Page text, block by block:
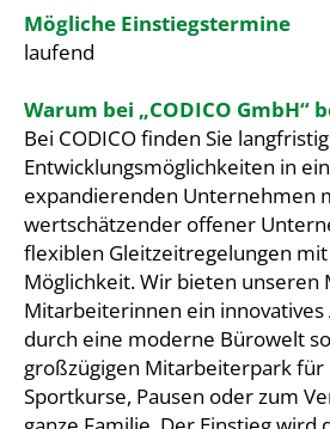
Mögliche Einstiegstermine
laufend
Warum bei „CODICO GmbH“
Bei CODICO finden Sie
Entwicklungsmöglichkeiten in
expandierenden Unternehmen
wertschätzender offener
flexiblen Gleitzeitregelungen
Möglichkeit. Wir bieten unseren
Mitarbeiterinnen ein
durch eine moderne Bürowelt
großzügigen Mitarbeiterpark für
Sportkurse, Pausen oder zum